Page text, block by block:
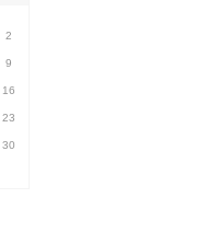
2
9
16
23
30